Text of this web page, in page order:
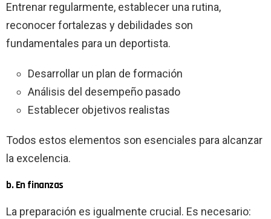
Entrenar regularmente, establecer una rutina,
reconocer fortalezas y debilidades son
fundamentales para un deportista.
Desarrollar un plan de formación
Análisis del desempeño pasado
Establecer objetivos realistas
Todos estos elementos son esenciales para alcanzar
la excelencia.
b. En finanzas
La preparación es igualmente crucial. Es necesario: